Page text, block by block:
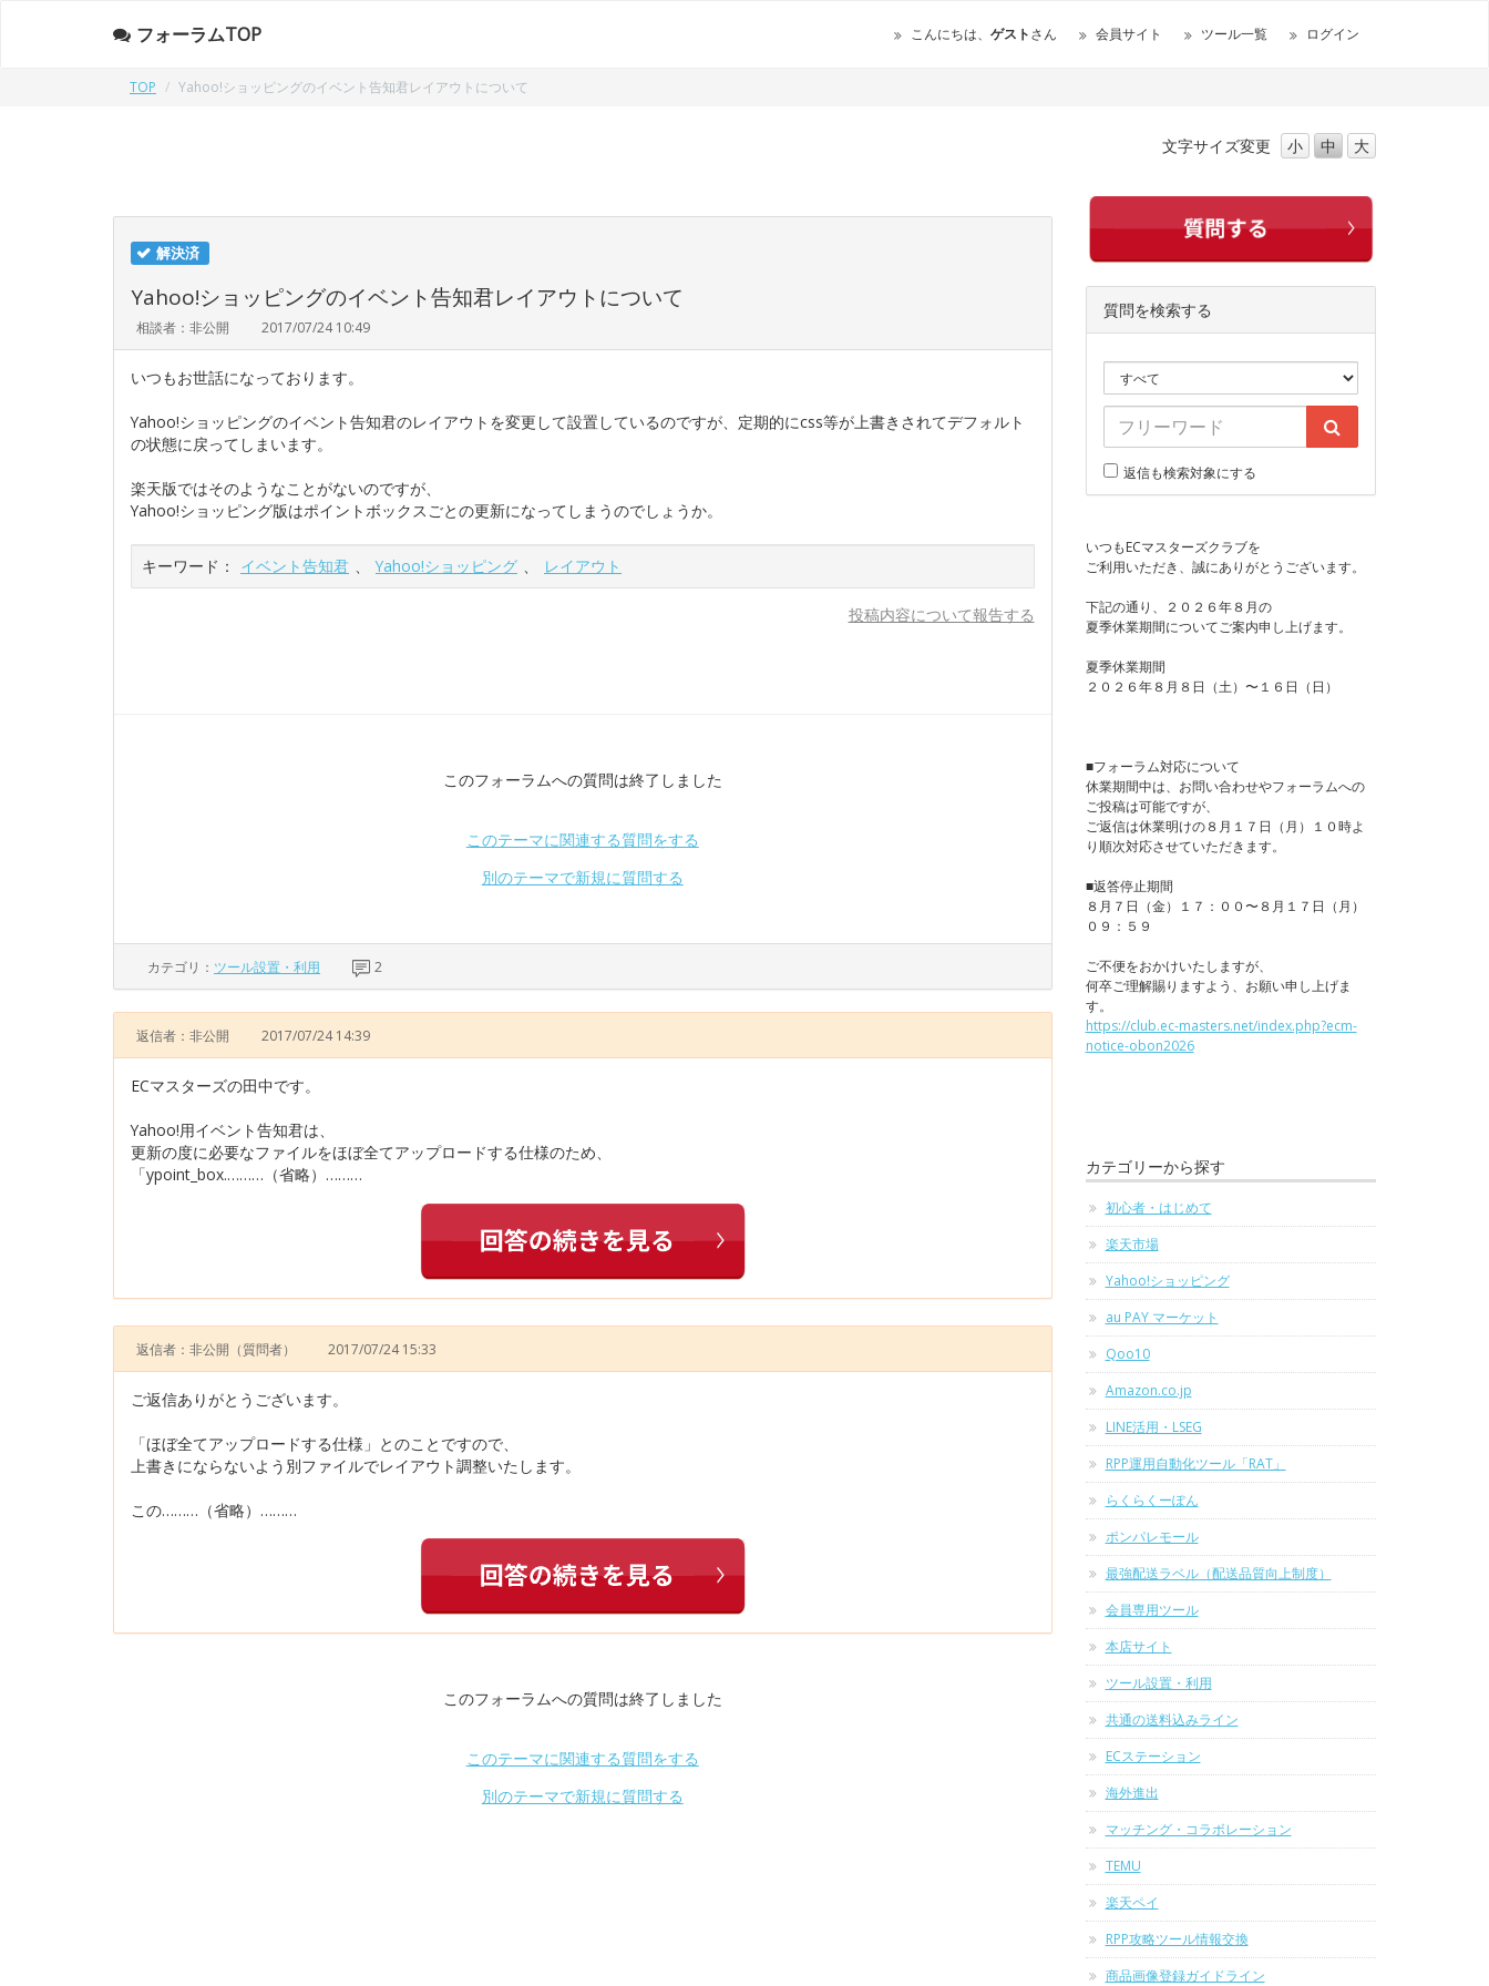
フォーラムTOP こんにちは、 ゲストさん 会員サイト ツール一覧 ログイン
TOP Yahoo!ショッピングのイベント告知君レイアウトについて
文字サイズ変更 小 中 大
解決済
Yahoo!ショッピングのイベント告知君レイアウトについて
相談者：非公開 2017/07/24 10:49
いつもお世話になっております。
Yahoo!ショッピングのイベント告知君のレイアウトを変更して設置しているのですが、定期的にcss等が上書きされてデフォルト
の状態に戻ってしまいます。
楽天版ではそのようなことがないのですが、
Yahoo!ショッピング版はポイントボックスごとの更新になってしまうのでしょうか。
キーワード： イベント告知君 、 Yahoo!ショッピング 、 レイアウト
投稿内容について報告する
このフォーラムへの質問は終了しました
このテーマに関連する質問をする
別のテーマで新規に質問する
カテゴリ： ツール設置・利用 2
返信者：非公開 2017/07/24 14:39
ECマスターズの田中です。
Yahoo!用イベント告知君は、
更新の度に必要なファイルをほぼ全てアップロードする仕様のため、
「ypoint_box.………（省略）………
返信者：非公開 （質問者） 2017/07/24 15:33
ご返信ありがとうございます。
「ほぼ全てアップロードする仕様」とのことですので、
上書きにならないよう別ファイルでレイアウト調整いたします。
この………（省略）………
このフォーラムへの質問は終了しました
このテーマに関連する質問をする
別のテーマで新規に質問する
質問を検索する
返信も検索対象にする
いつもECマスターズクラブを
ご利用いただき、誠にありがとうございます。
下記の通り、２０２６年８月の
夏季休業期間についてご案内申し上げます。
夏季休業期間
２０２６年８月８日（土）〜１６日（日）
■フォーラム対応について
休業期間中は、お問い合わせやフォーラムへの
ご投稿は可能ですが、
ご返信は休業明けの８月１７日（月）１０時よ
り順次対応させていただきます。
■返答停止期間
８月７日（金）１７：００〜８月１７日（月）
０９：５９
ご不便をおかけいたしますが、
何卒ご理解賜りますよう、お願い申し上げま
す。
https://club.ec-masters.net/index.php?ecm-
notice-obon2026
カテゴリーから探す
初心者・はじめて
楽天市場
Yahoo!ショッピング
au PAY マーケット
Qoo10
Amazon.co.jp
LINE活用・LSEG
RPP運用自動化ツール「RAT」
らくらくーぽん
ポンパレモール
最強配送ラベル（配送品質向上制度）
会員専用ツール
本店サイト
ツール設置・利用
共通の送料込みライン
ECステーション
海外進出
マッチング・コラボレーション
TEMU
楽天ペイ
RPP攻略ツール情報交換
商品画像登録ガイドライン